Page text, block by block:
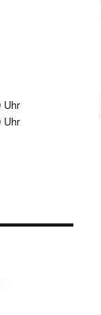
Uhr
Uhr